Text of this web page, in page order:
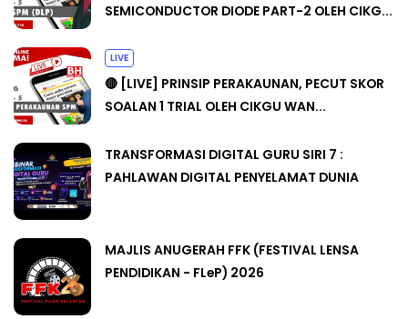
SEMICONDUCTOR DIODE PART-2 OLEH CIKG...
LIVE
🔴 [LIVE] PRINSIP PERAKAUNAN, PECUT SKOR
SOALAN 1 TRIAL OLEH CIKGU WAN...
TRANSFORMASI DIGITAL GURU SIRI 7 :
PAHLAWAN DIGITAL PENYELAMAT DUNIA
MAJLIS ANUGERAH FFK (FESTIVAL LENSA
PENDIDIKAN - FLeP) 2026